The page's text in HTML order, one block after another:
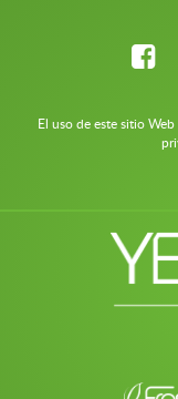
El uso de este sitio